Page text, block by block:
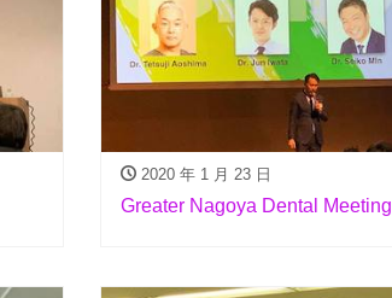
2020 年 1 月 23 日
Greater Nagoya Dental Meeting